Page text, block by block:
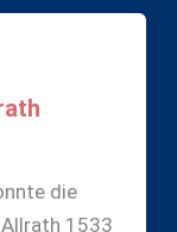
die
1533